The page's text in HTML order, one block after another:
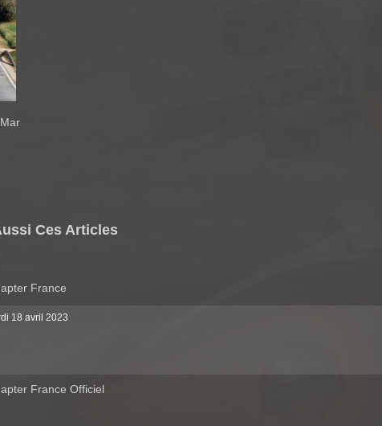
France
18 avril 2023
France Officiel